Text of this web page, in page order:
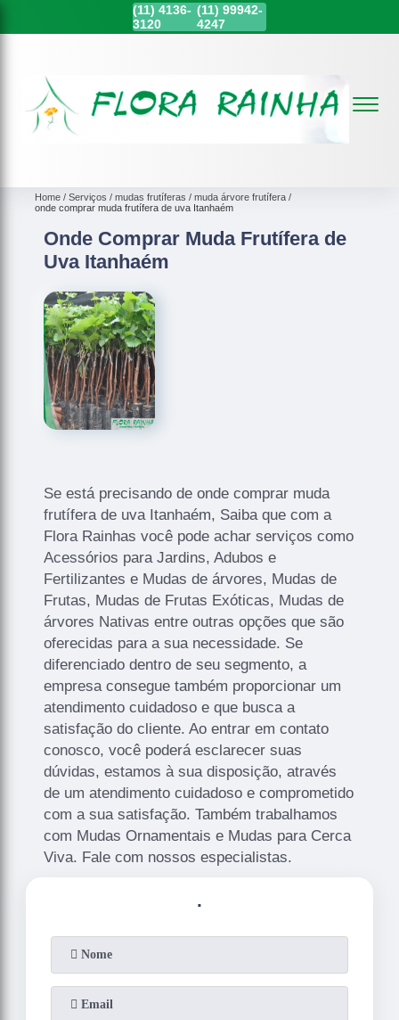
(11) 4136-
3120
(11)99942-
4247
Home Serviços mudas frutíferas
muda árvore frutífera
onde comprar muda frutífera de uva Itanhaém
Onde Comprar Muda Frutífera de
Uva Itanhaém
Se está precisando de onde comprar muda
frutífera de uva Itanhaém, Saiba que com a
Flora Rainhas você pode achar serviços como
Acessórios para Jardins, Adubos e
Fertilizantes e Mudas de árvores, Mudas de
Frutas, Mudas de Frutas Exóticas, Mudas de
árvores Nativas entre outras opções que são
oferecidas para a sua necessidade. Se
diferenciado dentro de seu segmento, a
empresa consegue também proporcionar um
atendimento cuidadoso e que busca a
satisfação do cliente. Ao entrar em contato
conosco, você poderá esclarecer suas
dúvidas, estamos à sua disposição, através
de um atendimento cuidadoso e comprometido
com a sua satisfação. Também trabalhamos
com Mudas Ornamentais e Mudas para Cerca
Viva. Fale com nossos especialistas.
.